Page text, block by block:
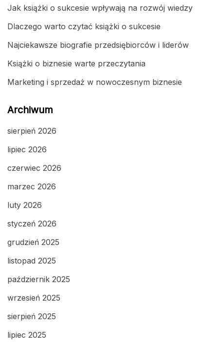
Jak książki o sukcesie wpływają na rozwój wiedzy
Dlaczego warto czytać książki o sukcesie
Najciekawsze biografie przedsiębiorców i liderów
Książki o biznesie warte przeczytania
Marketing i sprzedaż w nowoczesnym biznesie
Archiwum
sierpień 2026
lipiec 2026
czerwiec 2026
marzec 2026
luty 2026
styczeń 2026
grudzień 2025
listopad 2025
październik 2025
wrzesień 2025
sierpień 2025
lipiec 2025